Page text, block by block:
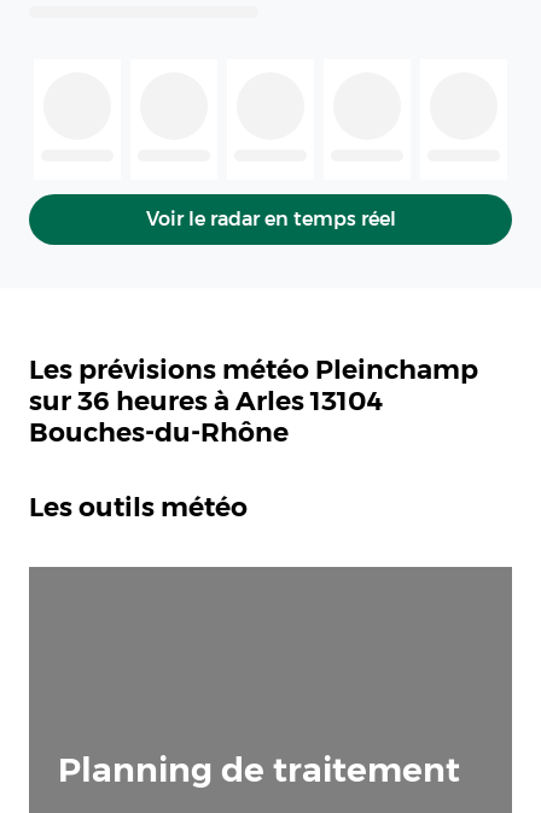
Voir le radar en temps réel
Les prévisions météo Pleinchamp
sur 36 heures à Arles 13104
Bouches-du-Rhône
Les outils météo
Planning de traitement